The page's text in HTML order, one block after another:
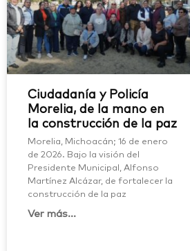
Ciudadanía y Policía
Morelia, de la mano en
la construcción de la paz
Morelia, Michoacán; 16 de enero
de 2026. Bajo la visión del
Presidente Municipal, Alfonso
Martínez Alcázar, de fortalecer la
construcción de la paz
Ver más...